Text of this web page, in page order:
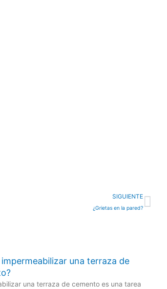
SIGUIENTE
¿Grietas en la pared?
Next
impermeabilizar una terraza de
una terraza de cemento es una tarea